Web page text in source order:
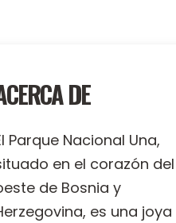
DE
Parque Nacional Una,
en el corazón del
de Bosnia y
es una joya